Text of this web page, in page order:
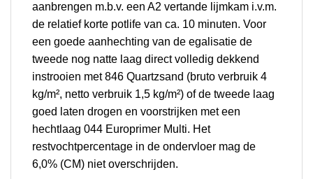
aanbrengen m.b.v. een A2 vertande lijmkam i.v.m.
de relatief korte potlife van ca. 10 minuten. Voor
een goede aanhechting van de egalisatie de
tweede nog natte laag direct volledig dekkend
instrooien met 846 Quartzsand (bruto verbruik 4
kg/m², netto verbruik 1,5 kg/m²) of de tweede laag
goed laten drogen en voorstrijken met een
hechtlaag 044 Europrimer Multi. Het
restvochtpercentage in de ondervloer mag de
6,0% (CM) niet overschrijden.